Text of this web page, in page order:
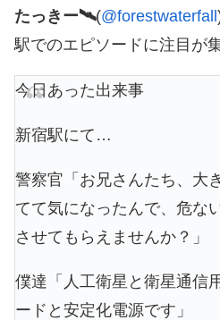
たっきー🛰(@forestwaterfall
駅でのエピソードに注目が
今日あった出来事
新宿駅にて…
警察官「お兄さんたち、大
てて気になったんで、危な
させてもらえませんか？」
僕達「人工衛星と衛星通信
ードと安定化電源です」